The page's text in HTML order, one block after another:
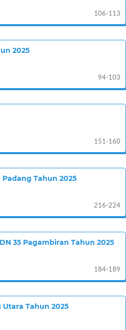
106-113
2025
94-103
151-160
Tahun 2025
216-224
35 Pagambiran Tahun 2025
184-189
Tahun 2025